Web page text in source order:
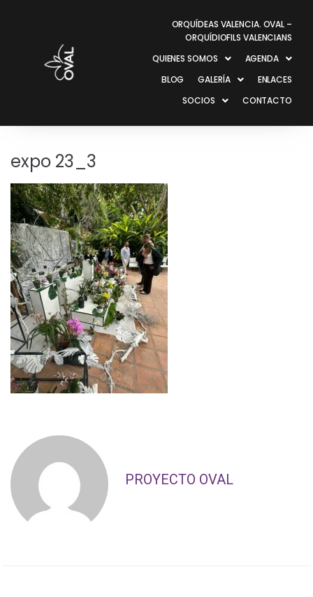
ORQUÍDEAS VALENCIA. OVAL –
ORQUÍDIOFILS VALENCIANS
QUIENES SOMOS
AGENDA
BLOG
GALERÍA
ENLACES
SOCIOS
CONTACTO
expo 23_3
PROYECTO OVAL